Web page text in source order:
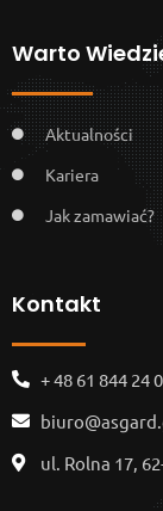
Warto
Aktualności
Kariera
Jak zamawiać?
Kontakt
+ 48 61 844 24
ul. Rolna 17,